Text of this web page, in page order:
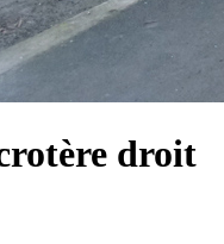
droit